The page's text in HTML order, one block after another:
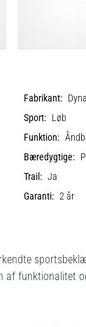
Fabrikant:
Sport: Løb
Funktion:
Bæredygtige:
Trail: Ja
Garanti: 2 år
funktionalitet